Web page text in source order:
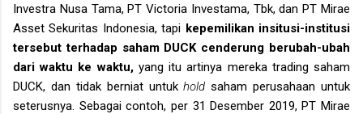
Investra Nusa Tama, PT Victoria Investama, Tbk, dan PT Mirae
Asset Sekuritas Indonesia, tapi kepemilikan insitusi-institusi
tersebut terhadap saham DUCK cenderung berubah-ubah
dari waktu ke waktu, yang itu artinya mereka trading saham
DUCK, dan tidak berniat untukholdsaham perusahaan untuk
seterusnya. Sebagai contoh, per 31 Desember 2019, PT Mirae